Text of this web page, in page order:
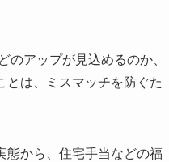
アップが見込めるのか、
とは、ミスマッチを防ぐた
態から、住宅手当などの福